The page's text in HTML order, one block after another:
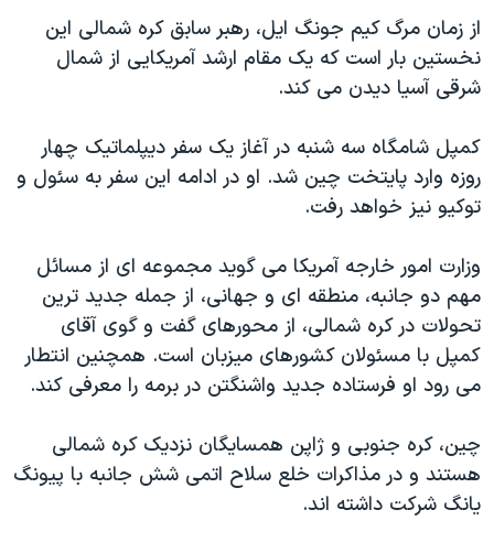
دادگاه حمید نوری
چهل سال گروگان‌گیری
قانون شفافیت دارائی کادر رهبری ایران
اعتراضات مردمی آبان ۹۸
اسرائیل در جنگ
نرگس محمدی برنده جایزه نوبل صلح
همایش محافظه‌کاران آمریکا «سی‌پک»
صفحه‌های ویژه
سفر پرزیدنت ترامپ به چین
از زمان مرگ کیم جونگ ایل، رهبر سابق کره شمالی این
نخستین بار است که یک مقام ارشد آمریکایی از شمال
شرقی آسیا دیدن می کند.
کمپل شامگاه سه شنبه در آغاز یک سفر دیپلماتیک چهار
روزه وارد پایتخت چین شد. او در ادامه این سفر به سئول و
توکیو نیز خواهد رفت.
وزارت امور خارجه آمریکا می گوید مجموعه ای از مسائل
مهم دو جانبه، منطقه ای و جهانی، از جمله جدید ترین
تحولات در کره شمالی، از محورهای گفت و گوی آقای
کمپل با مسئولان کشورهای میزبان است. همچنین انتطار
می رود او فرستاده جدید واشنگتن در برمه را معرفی کند.
چین، کره جنوبی و ژاپن همسایگان نزدیک کره شمالی
هستند و در مذاکرات خلع سلاح اتمی شش جانبه با پیونگ
یانگ شرکت داشته اند.